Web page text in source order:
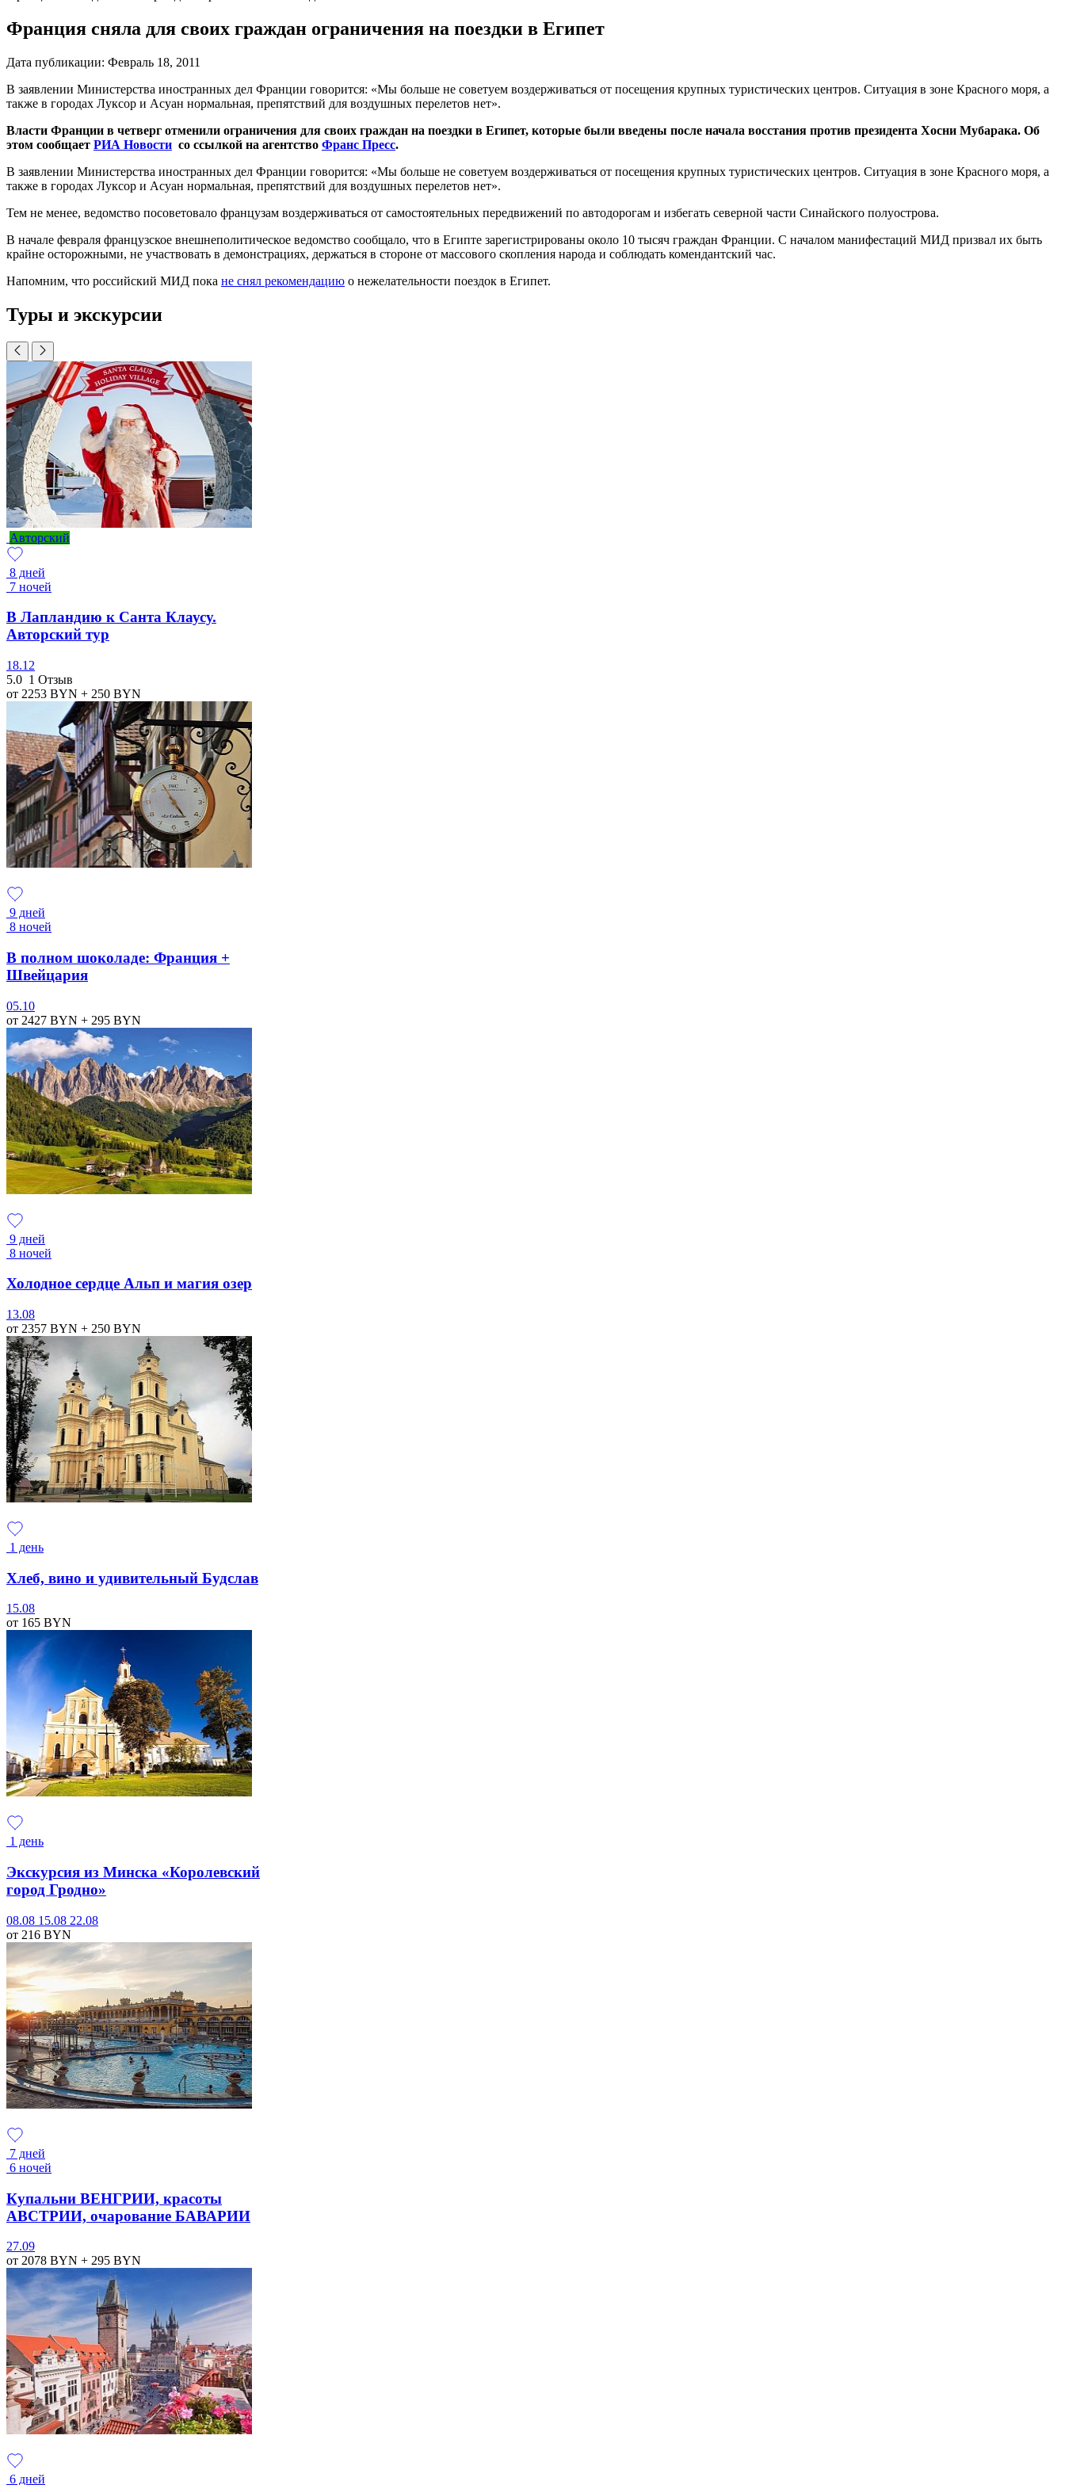
Франция сняла для своих граждан ограничения на поездки в Египет
Дата публикации: Февраль 18, 2011
В заявлении Министерства иностранных дел Франции говорится: «Мы больше не советуем воздерживаться от посещения крупных туристических центров. Ситуация в зоне Красного моря, а
также в городах Луксор и Асуан нормальная, препятствий для воздушных перелетов нет».
Власти Франции в четверг отменили ограничения для своих граждан на поездки в Египет, которые были введены после начала восстания против президента Хосни Мубарака. Об
этом сообщает РИА Новости со ссылкой на агентство Франс Пресс.
В заявлении Министерства иностранных дел Франции говорится: «Мы больше не советуем воздерживаться от посещения крупных туристических центров. Ситуация в зоне Красного моря, а
также в городах Луксор и Асуан нормальная, препятствий для воздушных перелетов нет».
Тем не менее, ведомство посоветовало французам воздерживаться от самостоятельных передвижений по автодорогам и избегать северной части Синайского полуострова.
В начале февраля французское внешнеполитическое ведомство сообщало, что в Египте зарегистрированы около 10 тысяч граждан Франции. С началом манифестаций МИД призвал их быть
крайне осторожными, не участвовать в демонстрациях, держаться в стороне от массового скопления народа и соблюдать комендантский час.
Напомним, что российский МИД пока не снял рекомендацию о нежелательности поездок в Египет.
Туры и экскурсии
Авторский
8 дней
7 ночей
В Лапландию к Санта Клаусу.
Авторский тур
18.12
5.0 1 Отзыв
от 2253 BYN + 250 BYN
9 дней
8 ночей
В полном шоколаде: Франция +
Швейцария
05.10
от 2427 BYN + 295 BYN
9 дней
8 ночей
Холодное сердце Альп и магия озер
13.08
от 2357 BYN + 250 BYN
1 день
Хлеб, вино и удивительный Будслав
15.08
от 165 BYN
1 день
Экскурсия из Минска «Королевский
город Гродно»
08.08 15.08 22.08
от 216 BYN
7 дней
6 ночей
Купальни ВЕНГРИИ, красоты
АВСТРИИ, очарование БАВАРИИ
27.09
от 2078 BYN + 295 BYN
6 дней